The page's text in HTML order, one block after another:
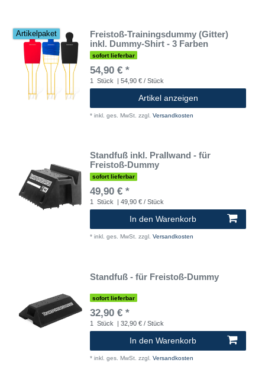
Artikelpaket
Freistoß-Trainingsdummy (Gitter)
inkl. Dummy-Shirt - 3 Farben
sofort lieferbar
54,90 € *
1 Stück | 54,90 € / Stück
Artikel anzeigen
* inkl. ges. MwSt. zzgl. Versandkosten
Standfuß inkl. Prallwand - für
Freistoß-Dummy
sofort lieferbar
49,90 € *
1 Stück | 49,90 € / Stück
In den Warenkorb
* inkl. ges. MwSt. zzgl. Versandkosten
Standfuß - für Freistoß-Dummy
sofort lieferbar
32,90 € *
1 Stück | 32,90 € / Stück
In den Warenkorb
* inkl. ges. MwSt. zzgl. Versandkosten